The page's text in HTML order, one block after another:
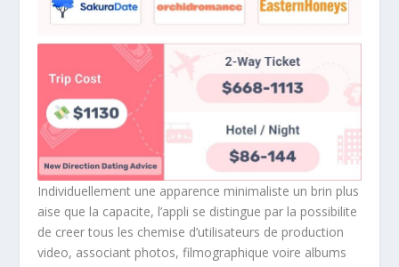
Individuellement une apparence minimaliste un brin plus
aise que la capacite, l’appli se distingue par la possibilite
de creer tous les chemise d’utilisateurs de production
video, associant photos, filmographique voire albums